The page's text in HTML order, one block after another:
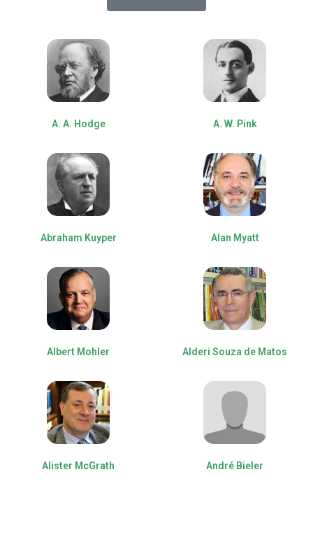
A. A. Hodge A. W. Pink
Abraham Kuyper Alan Myatt
Albert Mohler Alderi Souza de Matos
Alister McGrath André Bieler